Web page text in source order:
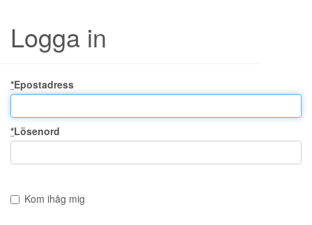
Logga in
*Epostadress
*Lösenord
Kom ihåg mig